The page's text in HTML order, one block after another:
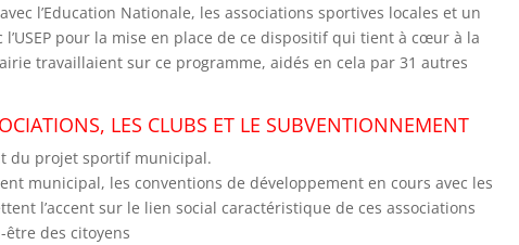
l’Education Nationale, les associations sportives locales et un
l’USEP pour la mise en place de ce dispositif qui tient à cœur à la
travaillaient sur ce programme, aidés en cela par 31 autres
LES CLUBS ET LE SUBVENTIONNEMENT
du projet sportif municipal.
municipal, les conventions de développement en cours avec les
l’accent sur le lien social caractéristique de ces associations
des citoyens